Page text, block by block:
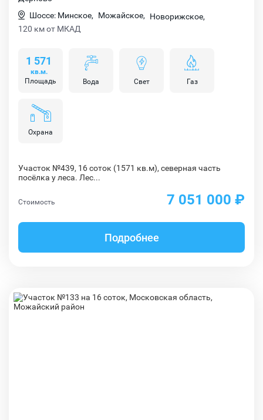
Шоссе: Минское,
Можайское,
Новорижское,
120 км от МКАД
1 571
кв.м.
Площадь
Вода Свет Газ
Охрана
Стоимость 7 051 000 ₽
Подробнее
Участок №439, 16 соток (1571 кв.м), северная часть
посёлка у леса. Лес...